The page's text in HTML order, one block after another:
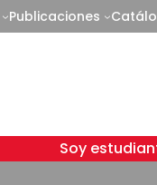
Publicaciones
Soy